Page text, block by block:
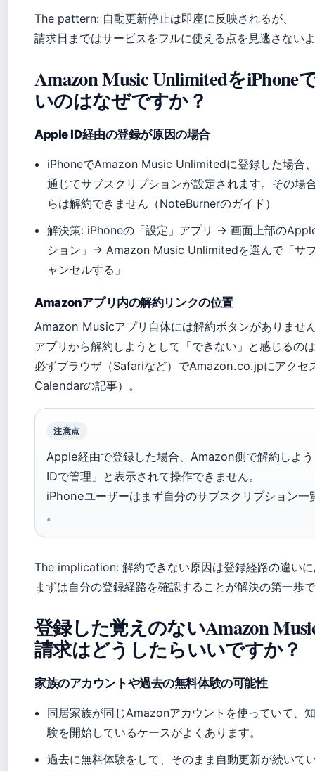
The pattern: 自動更新停止は即座に反映されるが、
請求日まではサービスをフルに使える点を見逃さない
Amazon Music UnlimitedをiPhone
いのはなぜですか？
Apple ID経由の登録が原因の場合
iPhoneでAmazon Music Unlimitedに登録した場合
通じてサブスクリプションが設定されます。その場
らは解約できません（NoteBurnerのガイド）
解決策: iPhoneの「設定」アプリ → 画面上部の
ション」→ Amazon Music Unlimitedを選んで「サ
ャンセルする」
Amazonアプリ内の解約リンクの位置
Amazon Musicアプリ自体には解約ボタンがありませ
アプリから解約しようとして「できない」と感じるの
必ずブラウザ（Safariなど）でAmazon.co.jpにアクセ
Calendarの記事）。
注意点
Apple経由で登録した場合、Amazon側で解約しよ
IDで管理」と表示されて操作できません。
iPhoneユーザーはまず自分のサブスクリプション一
。
The implication: 解約できない原因は登録経路の違い
まずは自分の登録経路を確認することが解決の第一歩
登録した覚えのないAmazon
請求はどうしたらいいですか？
家族のアカウントや過去の無料体験の可能性
同居家族が同じAmazonアカウントを使っていて、
験を開始しているケースがよくあります。
過去に無料体験をして、そのまま自動更新が続いて